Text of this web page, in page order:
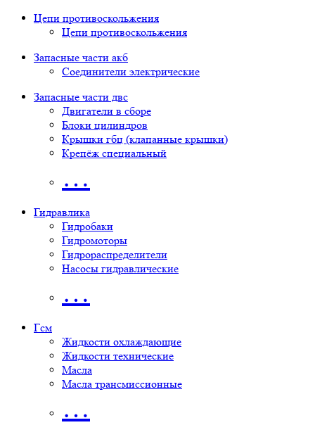
Цепи противоскольжения
Цепи противоскольжения
Запасные части акб
Соединители электрические
Запасные части двс
Двигатели в сборе
Блоки цилиндров
Крышки гбц (клапанные крышки)
Крепёж специальный
…
Гидравлика
Гидробаки
Гидромоторы
Гидрораспределители
Насосы гидравлические
…
Гсм
Жидкости охлаждающие
Жидкости технические
Масла
Масла трансмиссионные
…